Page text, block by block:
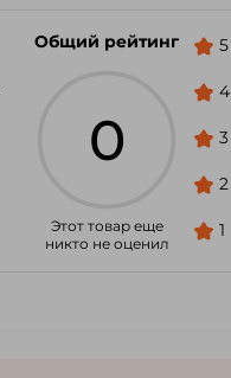
Общий рейтинг
0
Этот товар еще
никто не оценил
5
4
3
2
1